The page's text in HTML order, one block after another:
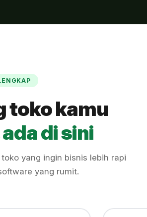
toko kamu
di sini
yang ingin bisnis lebih rapi
yang rumit.